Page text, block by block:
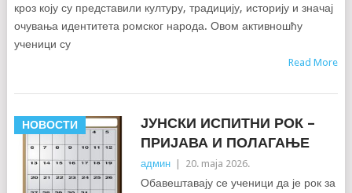
кроз коју су представили културу, традицију, историју и значај
очувања идентитета ромског народа. Овом активношћу
ученици су
Read More
НОВОСТИ
ЈУНСКИ ИСПИТНИ РОК –
ПРИЈАВА И ПОЛАГАЊЕ
админ | 20. maja 2026.
Обавештавају се ученици да је рок за